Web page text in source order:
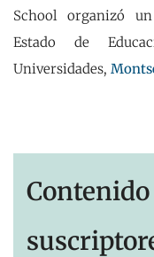
School organizó
Estado de
Universidades,